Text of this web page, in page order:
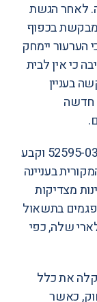
לאחר הגשת
בכפוף
₪, וביקשה כי הערעור יימחק
כי אין לבית
בעניין
חדשה
52595- וקבע
בעניינה
מצדיקות
פגמים בתשאול
שלה, כפי
את כלל
כאשר